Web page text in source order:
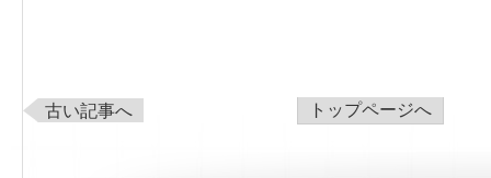
古い記事へ トップページへ